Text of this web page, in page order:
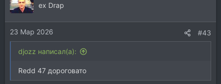
ex Drap
23 Мар 2026 #43
djozz написал(а):
Redd 47 дороговато